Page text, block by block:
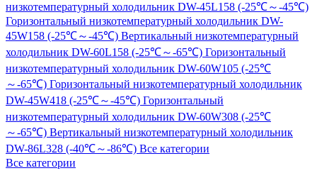
низкотемпературный холодильник DW-45L158 (-25℃～-45℃)
Горизонтальный низкотемпературный холодильник DW-
45W158 (-25℃～-45℃) Вертикальный низкотемпературный
холодильник DW-60L158 (-25℃～-65℃) Горизонтальный
низкотемпературный холодильник DW-60W105 (-25℃
～-65℃) Горизонтальный низкотемпературный холодильник
DW-45W418 (-25℃～-45℃) Горизонтальный
низкотемпературный холодильник DW-60W308 (-25℃
～-65℃) Вертикальный низкотемпературный холодильник
DW-86L328 (-40℃～-86℃) Все категории
Все категории